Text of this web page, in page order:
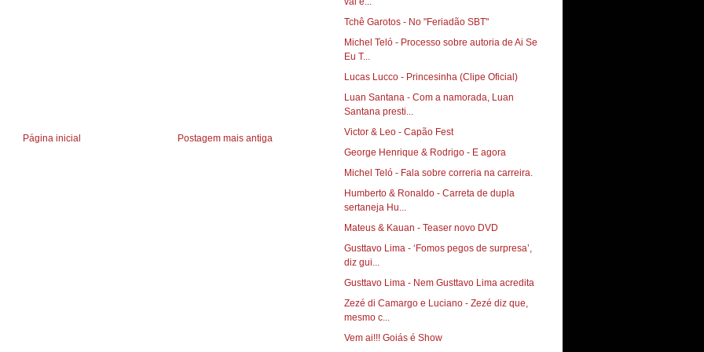
Postagem mais antiga
Página inicial
Tchê Garotos - No "Feriadão SBT"
Michel Teló - Processo sobre autoria de Ai Se
Eu T...
Lucas Lucco - Princesinha (Clipe Oficial)
Luan Santana - Com a namorada, Luan
Santana presti...
Victor & Leo - Capão Fest
George Henrique & Rodrigo - E agora
Michel Teló - Fala sobre correria na carreira.
Humberto & Ronaldo - Carreta de dupla
sertaneja Hu...
Mateus & Kauan - Teaser novo DVD
Gusttavo Lima - ‘Fomos pegos de surpresa’,
diz gui...
Gusttavo Lima - Nem Gusttavo Lima acredita
Zezé di Camargo e Luciano - Zezé diz que,
mesmo c...
Vem ai!!! Goiás é Show